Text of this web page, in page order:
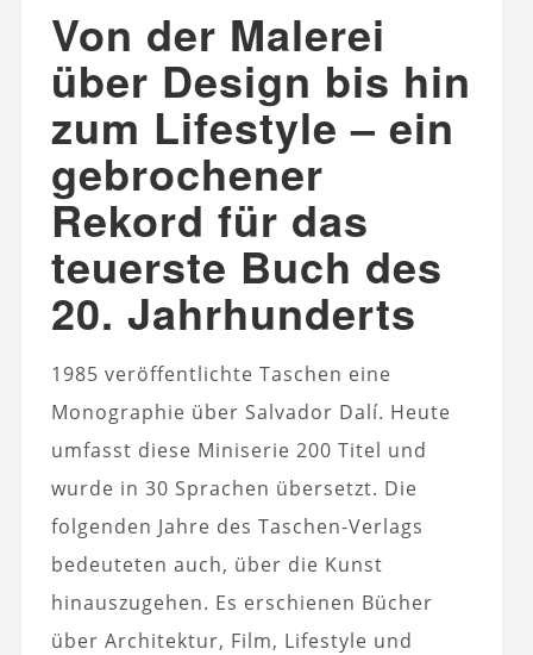
Von der Malerei
über Design bis hin
zum Lifestyle – ein
gebrochener
Rekord für das
teuerste Buch des
20. Jahrhunderts
1985 veröffentlichte Taschen eine
Monographie über Salvador Dalí. Heute
umfasst diese Miniserie 200 Titel und
wurde in 30 Sprachen übersetzt. Die
folgenden Jahre des Taschen-Verlags
bedeuteten auch, über die Kunst
hinauszugehen. Es erschienen Bücher
über Architektur, Film, Lifestyle und